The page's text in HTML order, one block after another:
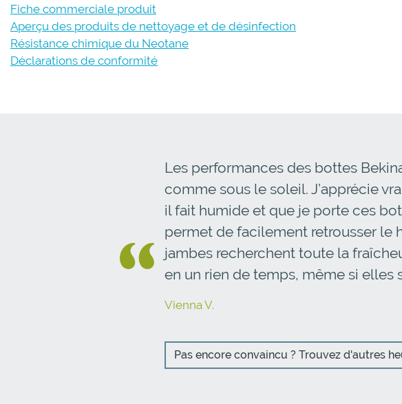
Fiche commerciale produit
Aperçu des produits de nettoyage et de désinfection
Résistance chimique du Neotane
Déclarations de conformité
Les performances des bottes
comme sous le soleil. J’apprécie
il fait humide et que je porte ces
permet de facilement retrousser le
jambes recherchent toute la
en un rien de temps, même si elles
Vienna V.
Pas encore convaincu ? Trouvez d'autres